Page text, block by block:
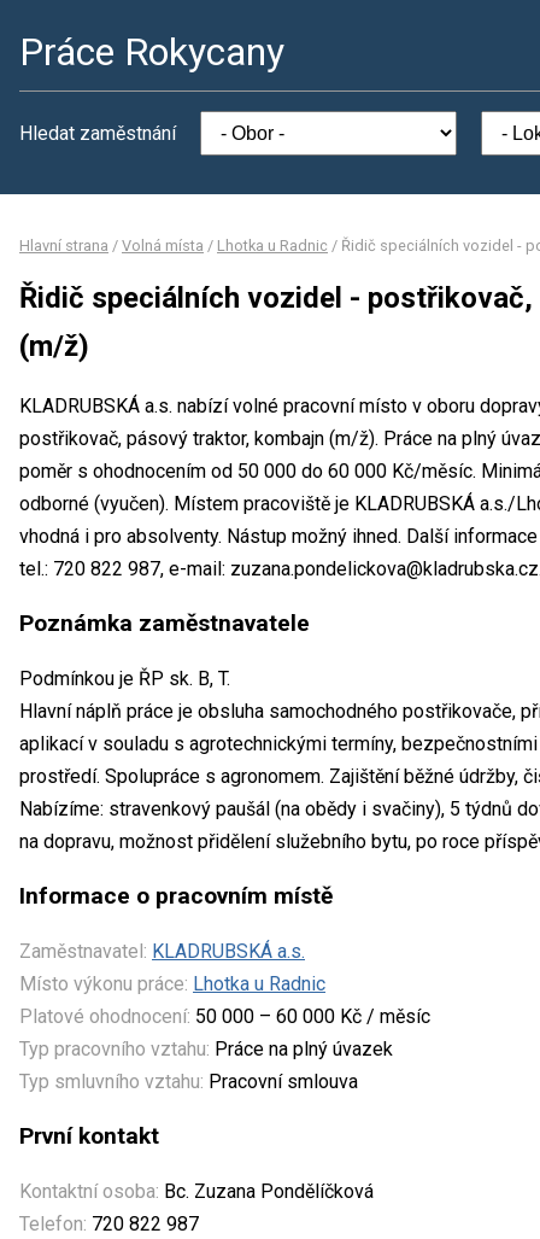
Práce Rokycany
Hledat zaměstnání
Hlavní strana / Volná místa / Lhotka u Radnic / Řidič speciálních vozidel -
Řidič speciálních vozidel -
(m/ž)
KLADRUBSKÁ a.s. nabízí volné pracovní místo v oboru
postřikovač, pásový traktor, kombajn (m/ž). Práce na plný
poměr s ohodnocením od 50 000 do 60 000 Kč/měsíc.
odborné (vyučen). Místem pracoviště je KLADRUBSKÁ a.s./
vhodná i pro absolventy. Nástup možný ihned. Další
tel.: 720 822 987, e-mail:
Poznámka zaměstnavatele
Podmínkou je ŘP sk. B, T.
Hlavní náplň práce je obsluha samochodného postřikovače,
aplikací v souladu s agrotechnickými termíny,
prostředí. Spolupráce s agronomem. Zajištění běžné údržby,
Nabízíme: stravenkový paušál (na obědy i svačiny), 5 týdnů
na dopravu, možnost přidělení služebního bytu, po roce
Informace o pracovním místě
Zaměstnavatel: KLADRUBSKÁ a.s.
Místo výkonu práce: Lhotka u Radnic
Platové ohodnocení: 50 000 – 60 000 Kč / měsíc
Typ pracovního vztahu: Práce na plný úvazek
Typ smluvního vztahu: Pracovní smlouva
První kontakt
Kontaktní osoba: Bc. Zuzana Pondělíčková
Telefon: 720 822 987